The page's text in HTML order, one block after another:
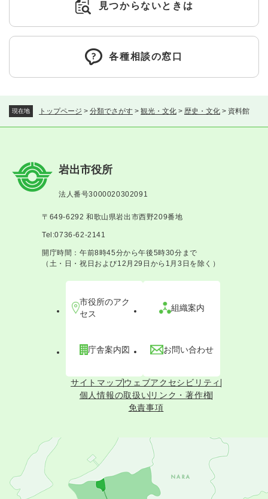
現在地 トップページ > 分類でさがす > 観光・文化 > 歴史・文化 > 資料館
見つからないときは
各種相談の窓口
岩出市役所
法人番号3000020302091
〒649-6292 和歌山県岩出市西野209番地
Tel:0736-62-2141
開庁時間：午前8時45分から午後5時30分まで
（土・日・祝日および12月29日から1月3日を除く）
市役所のアク
セス
組織案内
庁舎案内図 お問い合わせ
サイトマップウェブアクセシビリティ
個人情報の取扱い リンク・著作権
免責事項